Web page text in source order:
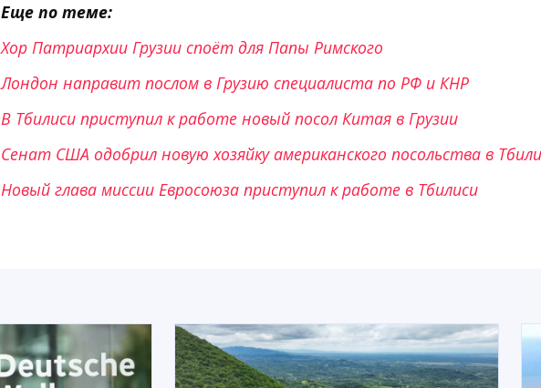
Еще по теме:
Хор Патриархии Грузии споёт для Папы Римского
Лондон направит послом в Грузию специалиста по РФ и КНР
В Тбилиси приступил к работе новый посол Китая в Грузии
Сенат США одобрил новую хозяйку американского посольства в
Новый глава миссии Евросоюза приступил к работе в Тбилиси